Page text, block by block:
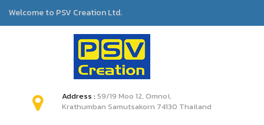
Welcome to PSV Creation Ltd.
Address :59/19 Moo 12, Omnoi,
Krathumban Samutsakorn 74130 Thailand